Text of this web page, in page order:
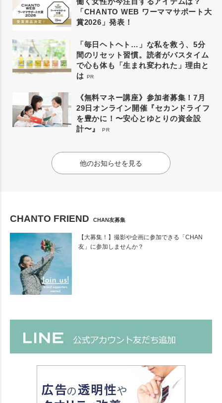
「CHANTO WEB ワーママサポート大
賞2026」発表！
「毎日ヘトヘト…」な私を救う、5分
間のリセット習慣。読者がバスタイム
で心も体も「生まれ変われた」理由と
は PR
《無料マネー講座》参加者募集！7月
29日オンライン開催『セカンドライフ
を豊かに！〜安心とゆとりの資金設
計〜』
PR
他のお知らせを見る
CHANTO FRIEND CHAN友募集
【大募集！】撮影や企画に参加できる「CHAN
友」に参加しませんか？